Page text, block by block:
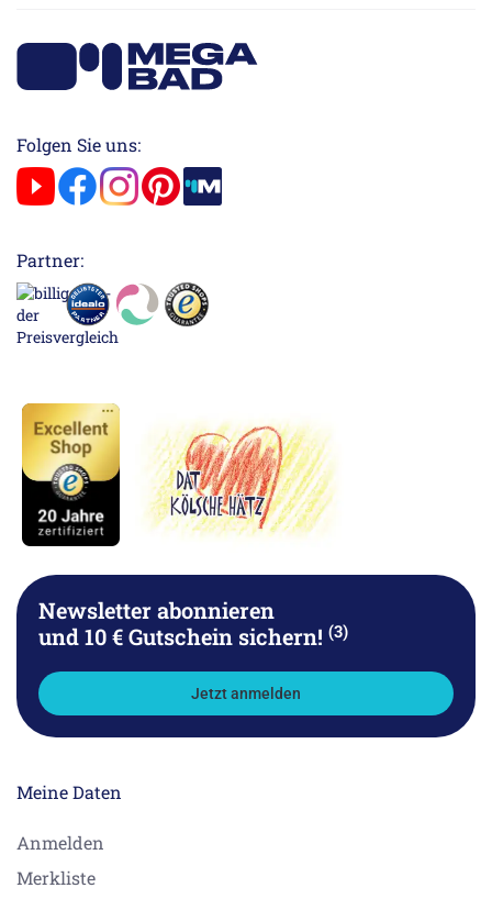
Folgen Sie uns:
Partner:
Newsletter abonnieren
und 10 € Gutschein sichern! (3)
Jetzt anmelden
Meine Daten
Anmelden
Merkliste